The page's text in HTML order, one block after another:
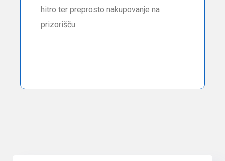
hitro ter preprosto nakupovanje na
prizorišču.